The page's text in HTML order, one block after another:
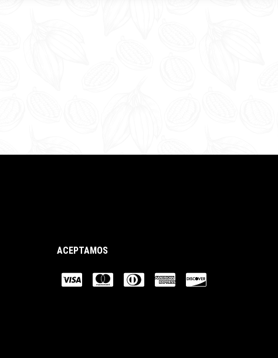
ACEPTAMOS